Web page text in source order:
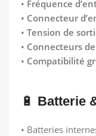
• Fréquence
• Connecteur
• Tension de
• Connecteurs
• Compatibilité
🔋 Batterie
• Batteries